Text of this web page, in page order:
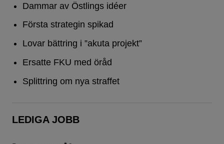
Dammar av Östlings idéer
Första strategin spikad
Lovar bättring i ”akuta projekt”
Ersatte FKU med öråd
Splittring om nya straffet
LEDIGA JOBB